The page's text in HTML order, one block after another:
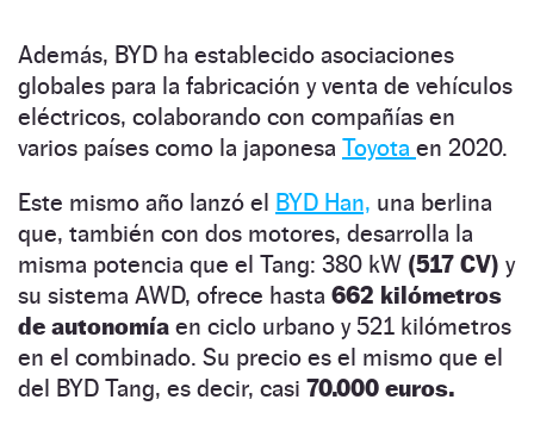
Además, BYD ha establecido asociaciones
globales para la fabricación y venta de vehículos
eléctricos, colaborando con compañías en
varios países como la japonesa Toyota en 2020.
Este mismo año lanzó el BYD Han, una berlina
que, también con dos motores, desarrolla la
misma potencia que el Tang: 380 kW (517 CV) y
su sistema AWD, ofrece hasta 662 kilómetros
de autonomía en ciclo urbano y 521 kilómetros
en el combinado. Su precio es el mismo que el
del BYD Tang, es decir, casi 70.000 euros.